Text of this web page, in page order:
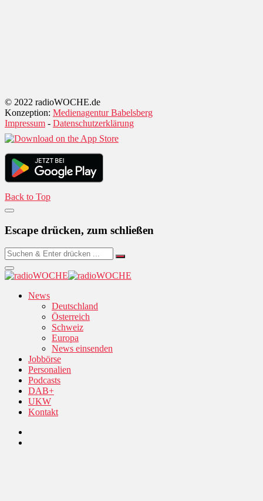
© 2022 radioWOCHE.de
Konzeption: Medienagentur Babelsberg
Impressum - Datenschutzerklärung
Back to Top
Escape drücken, zum schließen
News
Deutschland
Österreich
Schweiz
Europa
News einsenden
Jobbörse
Personalien
Podcasts
DAB+
UKW
Kontakt